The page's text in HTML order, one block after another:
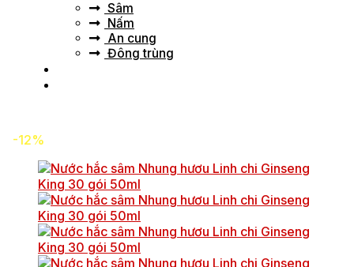
Sâm
Nấm
An cung
Đông trùng
-12%